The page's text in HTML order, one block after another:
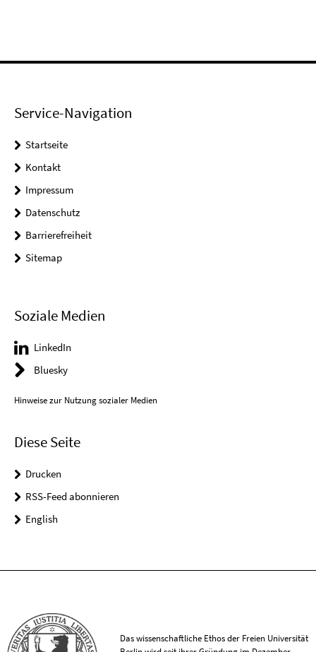
Service-Navigation
Startseite
Kontakt
Impressum
Datenschutz
Barrierefreiheit
Sitemap
Soziale Medien
LinkedIn
Bluesky
Hinweise zur Nutzung sozialer Medien
Diese Seite
Drucken
RSS-Feed abonnieren
English
Das wissenschaftliche Ethos der Freien Universität